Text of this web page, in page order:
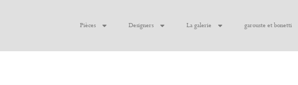
Pièces Designers La galerie garouste et bonetti